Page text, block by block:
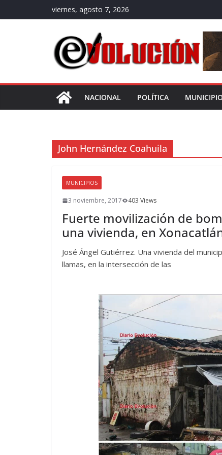
al
viernes, agosto 7, 2026
NACIONAL POLÍTICA
John Hernández Coahuila
MUNICIPIOS
3 noviembre, 2017 403 Views
Fuerte movilización de
una vivienda, en
José Ángel Gutiérrez. Una vivienda del
llamas, en la intersección de las